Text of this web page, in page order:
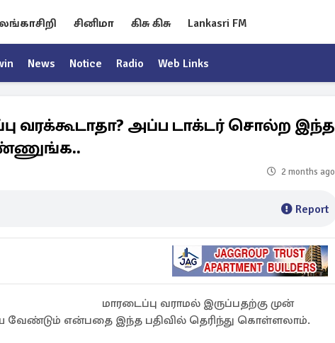
லங்காசிறி சினிமா கிசு கிசு Lankasri FM
News Notice Radio Web Links
வரக்கூடாதா? அப்ப டாக்டர் சொல்ற இந்த
2 months ago
Report
மாரடைப்பு வராமல் இருப்பதற்கு முன்
வேண்டும் என்பதை இந்த பதிவில் தெரிந்து கொள்ளலாம்.